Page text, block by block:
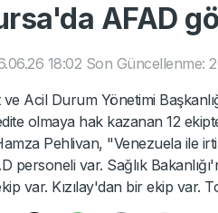
AFAD
18:02 Son Güncellenme:
Acil Durum Yönetimi
olmaya hak kazanan 12
Pehlivan, "Venezuela ile
personeli var. Sağlık
var. Kızılay'dan bir ekip var.